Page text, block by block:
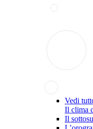
Vedi
Il clima
Il